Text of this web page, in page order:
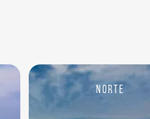
Norte